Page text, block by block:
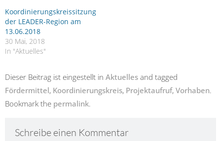
Koordinierungskreissitzung
der LEADER-Region am
13.06.2018
30 Mai, 2018
In "Aktuelles"
Dieser Beitrag ist eingestellt in Aktuelles and tagged
Fördermittel, Koordinierungskreis, Projektaufruf, Vorhaben.
Bookmark the permalink.
Schreibe einen Kommentar